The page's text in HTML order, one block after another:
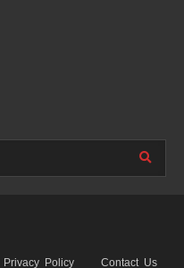
Privacy Policy Contact Us